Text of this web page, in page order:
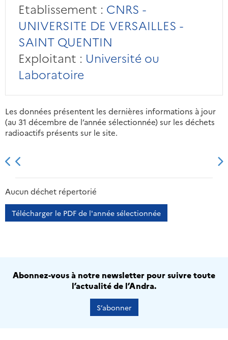
Etablissement : CNRS -
UNIVERSITE DE VERSAILLES -
SAINT QUENTIN
Exploitant : Université ou
Laboratoire
Les données présentent les dernières informations à jour
(au 31 décembre de l’année sélectionnée) sur les déchets
radioactifs présents sur le site.
2013 2014
Aucun déchet répertorié
Télécharger le PDF de l'année sélectionnée
Abonnez-vous à notre newsletter pour suivre toute
l’actualité de l’Andra.
S’abonner